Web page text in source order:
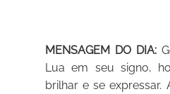
MENSAGEM DO DIA:
Lua em seu signo,
brilhar e se expressar.